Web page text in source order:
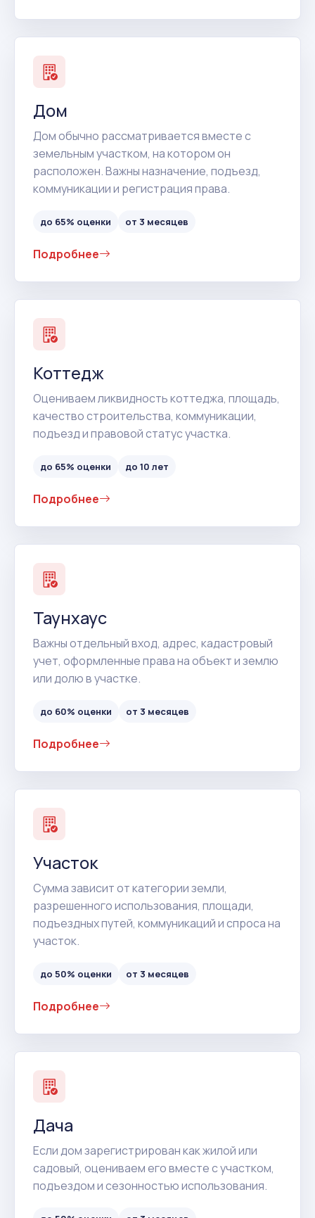
Дом
Дом обычно рассматривается вместе с
земельным участком, на котором он
расположен. Важны назначение, подъезд,
коммуникации и регистрация права.
до 65% оценки от 3 месяцев
Подробнее
Коттедж
Оцениваем ликвидность коттеджа, площадь,
качество строительства, коммуникации,
подъезд и правовой статус участка.
до 65% оценки до 10 лет
Подробнее
Таунхаус
Важны отдельный вход, адрес, кадастровый
учет, оформленные права на объект и землю
или долю в участке.
до 60% оценки от 3 месяцев
Подробнее
Участок
Сумма зависит от категории земли,
разрешенного использования, площади,
подъездных путей, коммуникаций и спроса на
участок.
до 50% оценки от 3 месяцев
Подробнее
Дача
Если дом зарегистрирован как жилой или
садовый, оцениваем его вместе с участком,
подъездом и сезонностью использования.